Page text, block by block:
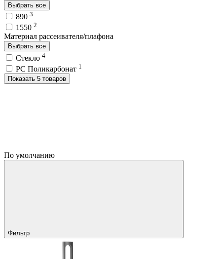
Выбрать все
890 3
1550 2
Материал рассеивателя/плафона
Выбрать все
Стекло 4
PC Поликарбонат 1
Показать 5 товаров
По умолчанию
Фильтр